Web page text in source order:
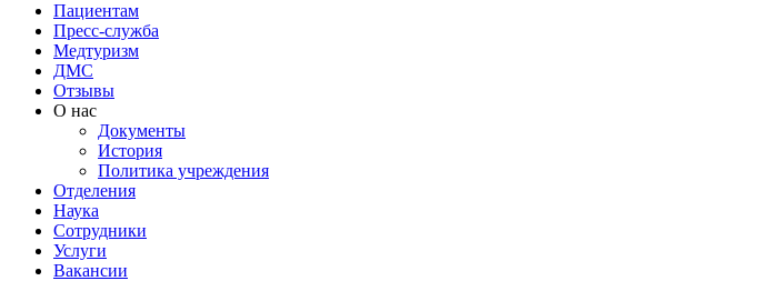
Пациентам
Пресс-служба
Медтуризм
ДМС
Отзывы
О нас
Документы
История
Политика учреждения
Отделения
Наука
Сотрудники
Услуги
Вакансии